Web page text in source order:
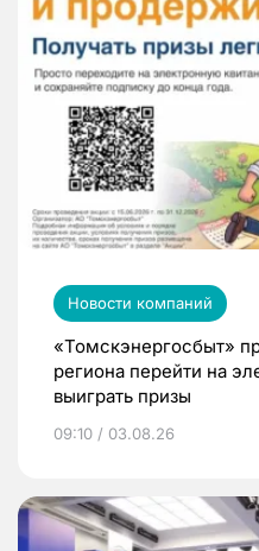
Новости компаний
«Томскэнергосбыт»
региона перейти на
выиграть призы
09:10 / 03.08.26